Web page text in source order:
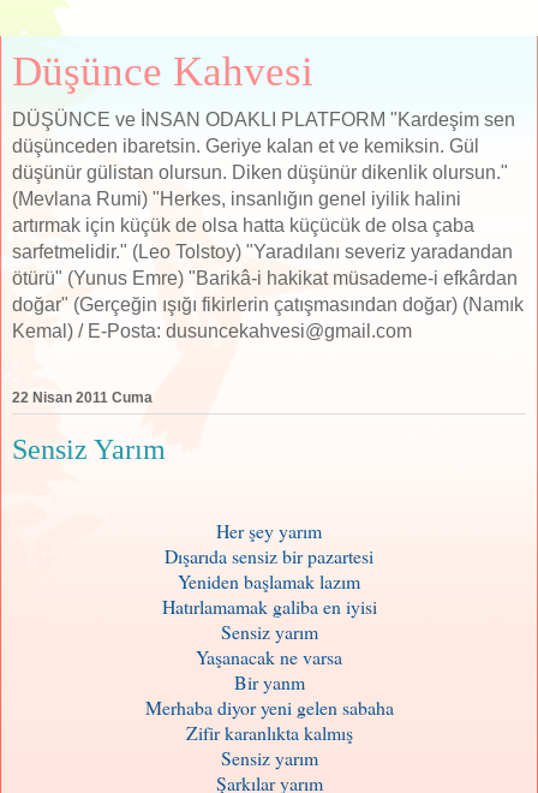
Düşünce Kahvesi
DÜŞÜNCE ve İNSAN ODAKLI PLATFORM "Kardeşim sen
düşünceden ibaretsin. Geriye kalan et ve kemiksin. Gül
düşünür gülistan olursun. Diken düşünür dikenlik olursun."
(Mevlana Rumi) "Herkes, insanlığın genel iyilik halini
artırmak için küçük de olsa hatta küçücük de olsa çaba
sarfetmelidir." (Leo Tolstoy) "Yaradılanı severiz yaradandan
ötürü" (Yunus Emre) "Barikâ-i hakikat müsademe-i efkârdan
doğar" (Gerçeğin ışığı fikirlerin çatışmasından doğar) (Namık
Kemal) / E-Posta: dusuncekahvesi@gmail.com
22 Nisan 2011 Cuma
Sensiz Yarım
Her şey yarım
Dışarıda sensiz bir pazartesi
Yeniden başlamak lazım
Hatırlamamak galiba en iyisi
Sensiz yarım
Yaşanacak ne varsa
Bir yanm
Merhaba diyor yeni gelen sabaha
Zifir karanlıkta kalmış
Sensiz yarım
Şarkılar yarım